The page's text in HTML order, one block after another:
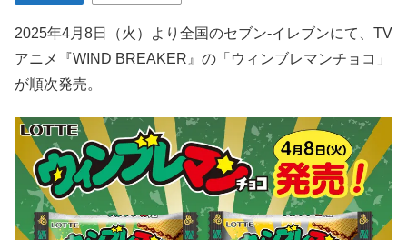
2025年4月8日（火）より全国のセブン‐イレブンにて、TV
アニメ『WIND BREAKER』の「ウィンブレマンチョコ」
が順次発売。